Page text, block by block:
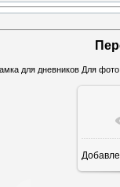
для дневников Для